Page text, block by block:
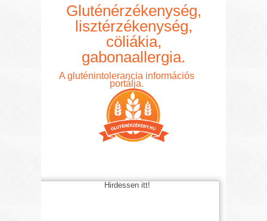
Gluténérzékenység,
lisztérzékenység,
cöliákia,
gabonaallergia.
A gluténintolerancia információs
portálja.
Hirdessen itt!